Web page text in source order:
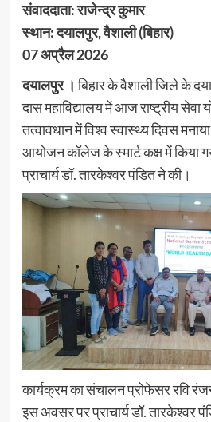
संवाददाता: राजेन्द्र कुमार
स्थान: दयालपुर, वैशाली (बिहार)
07 अप्रैल 2026
दयालपुर ।बिहार के वैशाली जिले के
दास महाविद्यालय में आज राष्ट्रीय सेवा
तत्वावधान में विश्व स्वास्थ्य दिवस
आयोजन कॉलेज के स्मार्ट कक्ष में किया
प्राचार्य डॉ. तारकेश्वर पंडित ने की।
कार्यक्रम का संचालन प्रोफेसर रवि रंजन
इस अवसर पर प्राचार्य डॉ. तारकेश्वर